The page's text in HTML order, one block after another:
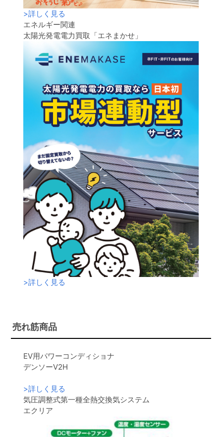
>詳しく見る
エネルギー関連
太陽光発電電力買取「エネまかせ」
>詳しく見る
売れ筋商品
EV用パワーコンディショナ
デンソーV2H
>詳しく見る
気圧調整式第一種全熱交換気システム
エクリア